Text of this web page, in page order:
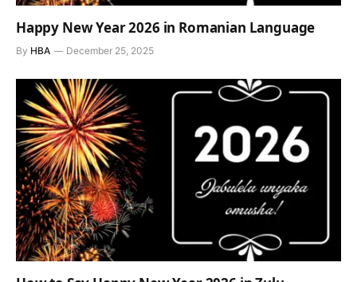
Happy New Year 2026 in Romanian Language
By HBA December 25, 2025